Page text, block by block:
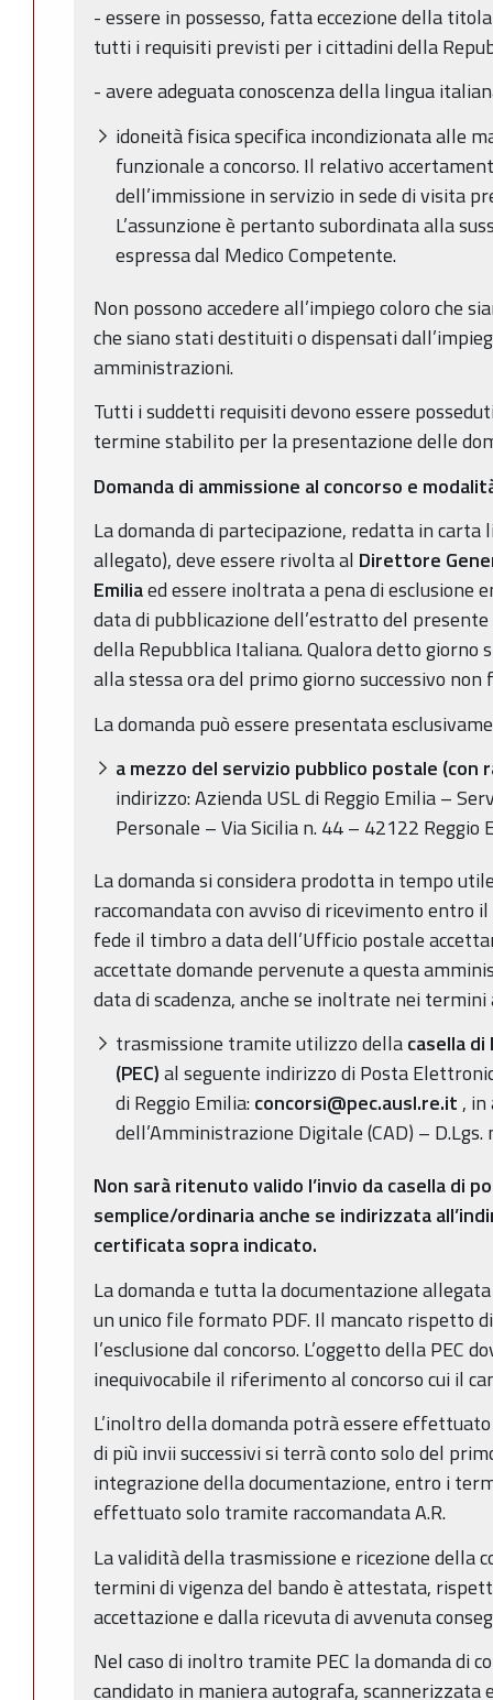
- essere in possesso, fatta eccezione della
tutti i requisiti previsti per i cittadini della
- avere adeguata conoscenza della lingua
idoneità fisica specifica incondizionata alle
funzionale a concorso. Il relativo
dell’immissione in servizio in sede di visita
L’assunzione è pertanto subordinata alla
espressa dal Medico Competente.
Non possono accedere all’impiego coloro che
che siano stati destituiti o dispensati
amministrazioni.
Tutti i suddetti requisiti devono essere
termine stabilito per la presentazione delle
Domanda di ammissione al concorso e
La domanda di partecipazione, redatta in carta
allegato), deve essere rivolta al Direttore
Emiliaed essere inoltrata a pena di esclusione
data di pubblicazione dell’estratto del
della Repubblica Italiana. Qualora detto
alla stessa ora del primo giorno successivo non
La domanda può essere presentata
a mezzo del servizio pubblico postale (con
indirizzo: Azienda USL di Reggio Emilia –
Personale – Via Sicilia n. 44 – 42122 Reggio
La domanda si considera prodotta in tempo
raccomandata con avviso di ricevimento entro
fede il timbro a data dell’Ufficio postale
accettate domande pervenute a questa
data di scadenza, anche se inoltrate nei
trasmissione tramite utilizzo dellacasella
(PEC)al seguente indirizzo di Posta
di Reggio Emilia:concorsi@pec.ausl.re.it , in
dell’Amministrazione Digitale (CAD) – D.Lgs.
Non sarà ritenuto valido l’invio da casella di
semplice/ordinaria anche se indirizzata
certificata sopra indicato.
La domanda e tutta la documentazione
un unico file formato PDF. Il mancato rispetto
l’esclusione dal concorso. L’oggetto della PEC
inequivocabile il riferimento al concorso cui il
L’inoltro della domanda potrà essere
di più invii successivi si terrà conto solo del
integrazione della documentazione, entro i
effettuato solo tramite raccomandata A.R.
La validità della trasmissione e ricezione della
termini di vigenza del bando è attestata,
accettazione e dalla ricevuta di avvenuta
Nel caso di inoltro tramite PEC la domanda di
candidato in maniera autografa,